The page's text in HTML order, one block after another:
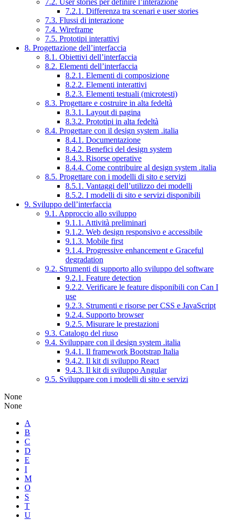
7.2. User stories per definire l’interazione
7.2.1. Differenza tra scenari e user stories
7.3. Flussi di interazione
7.4. Wireframe
7.5. Prototipi interattivi
8. Progettazione dell’interfaccia
8.1. Obiettivi dell’interfaccia
8.2. Elementi dell’interfaccia
8.2.1. Elementi di composizione
8.2.2. Elementi interattivi
8.2.3. Elementi testuali (microtesti)
8.3. Progettare e costruire in alta fedeltà
8.3.1. Layout di pagina
8.3.2. Prototipi in alta fedeltà
8.4. Progettare con il design system .italia
8.4.1. Documentazione
8.4.2. Benefici del design system
8.4.3. Risorse operative
8.4.4. Come contribuire al design system .italia
8.5. Progettare con i modelli di sito e servizi
8.5.1. Vantaggi dell’utilizzo dei modelli
8.5.2. I modelli di sito e servizi disponibili
9. Sviluppo dell’interfaccia
9.1. Approccio allo sviluppo
9.1.1. Attività preliminari
9.1.2. Web design responsivo e accessibile
9.1.3. Mobile first
9.1.4. Progressive enhancement e Graceful
degradation
9.2. Strumenti di supporto allo sviluppo del software
9.2.1. Feature detection
9.2.2. Verificare le feature disponibili con Can I
use
9.2.3. Strumenti e risorse per CSS e JavaScript
9.2.4. Supporto browser
9.2.5. Misurare le prestazioni
9.3. Catalogo del riuso
9.4. Sviluppare con il design system .italia
9.4.1. Il framework Bootstrap Italia
9.4.2. Il kit di sviluppo React
9.4.3. Il kit di sviluppo Angular
9.5. Sviluppare con i modelli di sito e servizi
None
None
A
B
C
D
E
I
M
O
S
T
U